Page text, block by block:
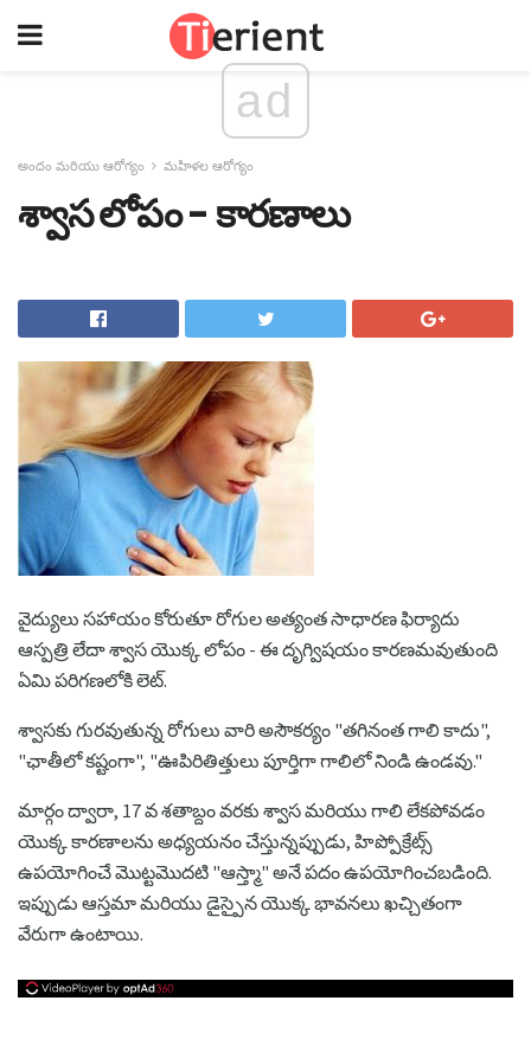
ad
అందం మరియు ఆరోగ్యం మహిళల ఆరోగ్యం
శ్వాస లోపం - కారణాలు
వైద్యులు సహాయం కోరుతూ రోగుల అత్యంత సాధారణ ఫిర్యాదు
ఆస్పత్రి లేదా శ్వాస యొక్క లోపం - ఈ దృగ్విషయం కారణమవుతుంది
ఏమి పరిగణలోకి లెట్.
శ్వాసకు గురవుతున్న రోగులు వారి అసౌకర్యం "తగినంత గాలి కాదు",
"ఛాతీలో కష్టంగా", "ఊపిరితిత్తులు పూర్తిగా గాలిలో నిండి ఉండవు."
మార్గం ద్వారా, 17 వ శతాబ్దం వరకు శ్వాస మరియు గాలి లేకపోవడం
యొక్క కారణాలను అధ్యయనం చేస్తున్నప్పుడు, హిప్పోక్రేట్స్
ఉపయోగించే మొట్టమొదటి "ఆస్త్మా" అనే పదం ఉపయోగించబడింది.
ఇప్పుడు ఆస్తమా మరియు డైస్పైన యొక్క భావనలు ఖచ్చితంగా
వేరుగా ఉంటాయి.